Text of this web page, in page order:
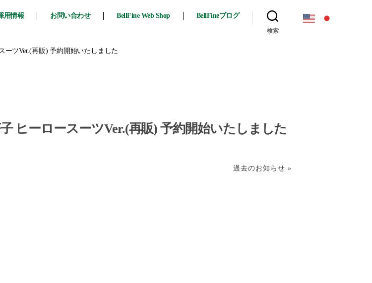
用情報 お問い合わせ BellFine Web Shop BellFineブログ
検索
ーツVer.(再販) 予約開始いたしました
ヒーロースーツVer.(再販) 予約開始いたしました
過去のお知らせ »